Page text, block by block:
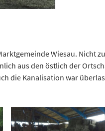
Wiesau. Nicht
aus den östlich der
die Kanalisation war